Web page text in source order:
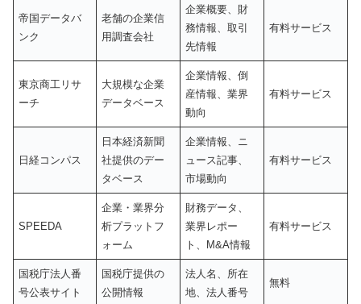
帝国データバ
ンク
老舗の企業信
用調査会社
企業概要、財
務情報、取引
先情報
有料サービス
東京商工リサ
ーチ
大規模な企業
データベース
企業情報、倒
産情報、業界
動向
有料サービス
日経コンパス
日本経済新聞
社提供のデー
タベース
企業情報、ニ
ュース記事、
市場動向
有料サービス
SPEEDA
企業・業界分
析プラットフ
ォーム
財務データ、
業界レポー
ト、M&A情報
有料サービス
国税庁法人番
号公表サイト
国税庁提供の
公開情報
法人名、所在
地、法人番号
無料